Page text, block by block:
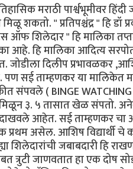
मराठी पार्श्वभूमीवर
शकतो. " प्रतिपश्चंद्र " हि
ऑफ शिलेदार " हि मालिका
आहे. हि मालिका आदित्य
जोडीला दिलीप प्रभावळकर
पण सई ताम्हणकर या मालिकेत
संपवले ( BINGE
३. ५ तासात खेळ संपतो.
आहेत. सई ताम्हणकर चा
प्रथम असेल. आशिष
शिलेदारांची जबाबदारी हि
त्रुटी जाणवतात हा एक दोष